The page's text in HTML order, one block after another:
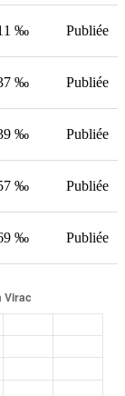
‰ Publiée
‰ Publiée
‰ Publiée
‰ Publiée
‰ Publiée